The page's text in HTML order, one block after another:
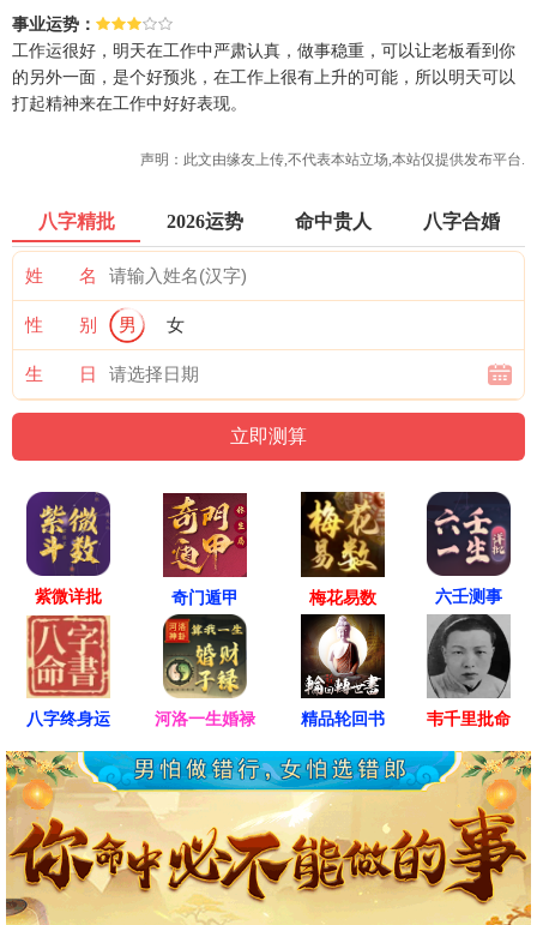
事业运势：
工作运很好，明天在工作中严肃认真，做事稳重，可以让老板看到你
的另外一面，是个好预兆，在工作上很有上升的可能，所以明天可以
打起精神来在工作中好好表现。
声明：此文由缘友上传,不代表本站立场,本站仅提供发布平台.
八字精批 2026运势 命中贵人 八字合婚
姓 名
性 别 男 女
生 日
紫微详批 奇门遁甲 梅花易数 六壬测事
八字终身运 河洛一生婚禄 精品轮回书 韦千里批命